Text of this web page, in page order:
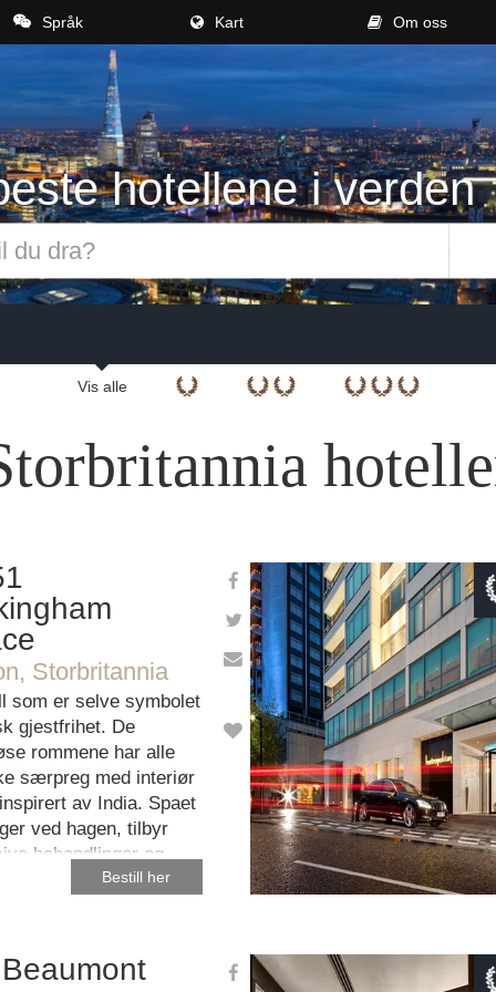
Om oss
Kart
Språk
hotellene i verden
Vis alle
Storbritannia
som er selve symbolet
gjestfrihet. De
rommene har alle
særpreg med interiør
av India. Spaet
ved hagen, tilbyr
behandlinger og
i toppkvalitet.Bestill her
This page can't load
Do you own this
OK